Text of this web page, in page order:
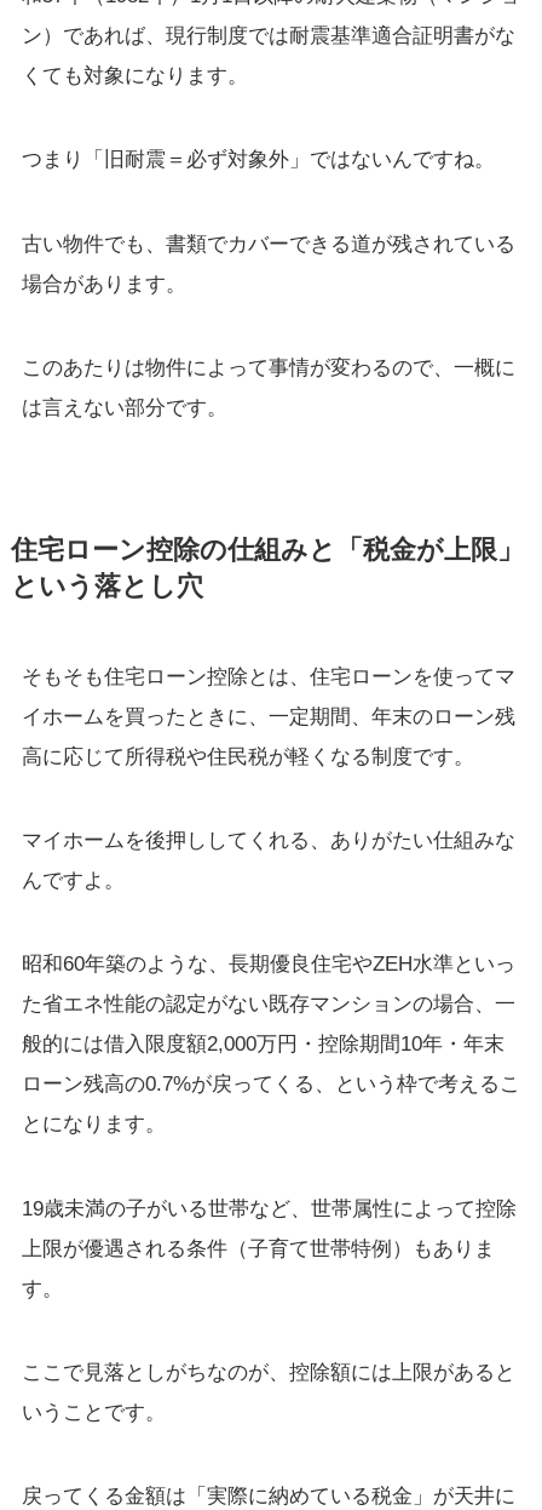
ン）であれば、現行制度では耐震基準適合証明書がな
くても対象になります。
つまり「旧耐震＝必ず対象外」ではないんですね。
古い物件でも、書類でカバーできる道が残されている
場合があります。
このあたりは物件によって事情が変わるので、一概に
は言えない部分です。
住宅ローン控除の仕組みと「税金が上限」
という落とし穴
そもそも住宅ローン控除とは、住宅ローンを使ってマ
イホームを買ったときに、一定期間、年末のローン残
高に応じて所得税や住民税が軽くなる制度です。
マイホームを後押ししてくれる、ありがたい仕組みな
んですよ。
昭和60年築のような、長期優良住宅やZEH水準といっ
た省エネ性能の認定がない既存マンションの場合、一
般的には借入限度額2,000万円・控除期間10年・年末
ローン残高の0.7%が戻ってくる、という枠で考えるこ
とになります。
19歳未満の子がいる世帯など、世帯属性によって控除
上限が優遇される条件（子育て世帯特例）もありま
す。
ここで見落としがちなのが、控除額には上限があると
いうことです。
戻ってくる金額は「実際に納めている税金」が天井に